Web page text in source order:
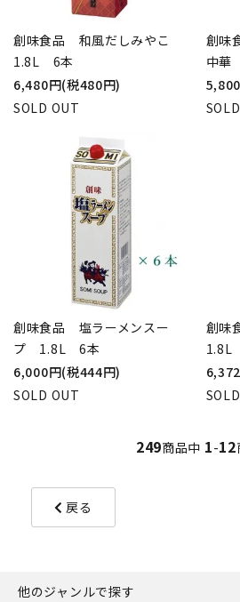
創味食品 和風だしみやこ
1.8L 6本
6,480円(税480円)
SOLD OUT
創味
中
創味食品 塩ラーメンスー
プ 1.8L 6本
6,000円(税444円)
SOLD OUT
創味
249商品中 1-12
戻る
他のジャンルで探す